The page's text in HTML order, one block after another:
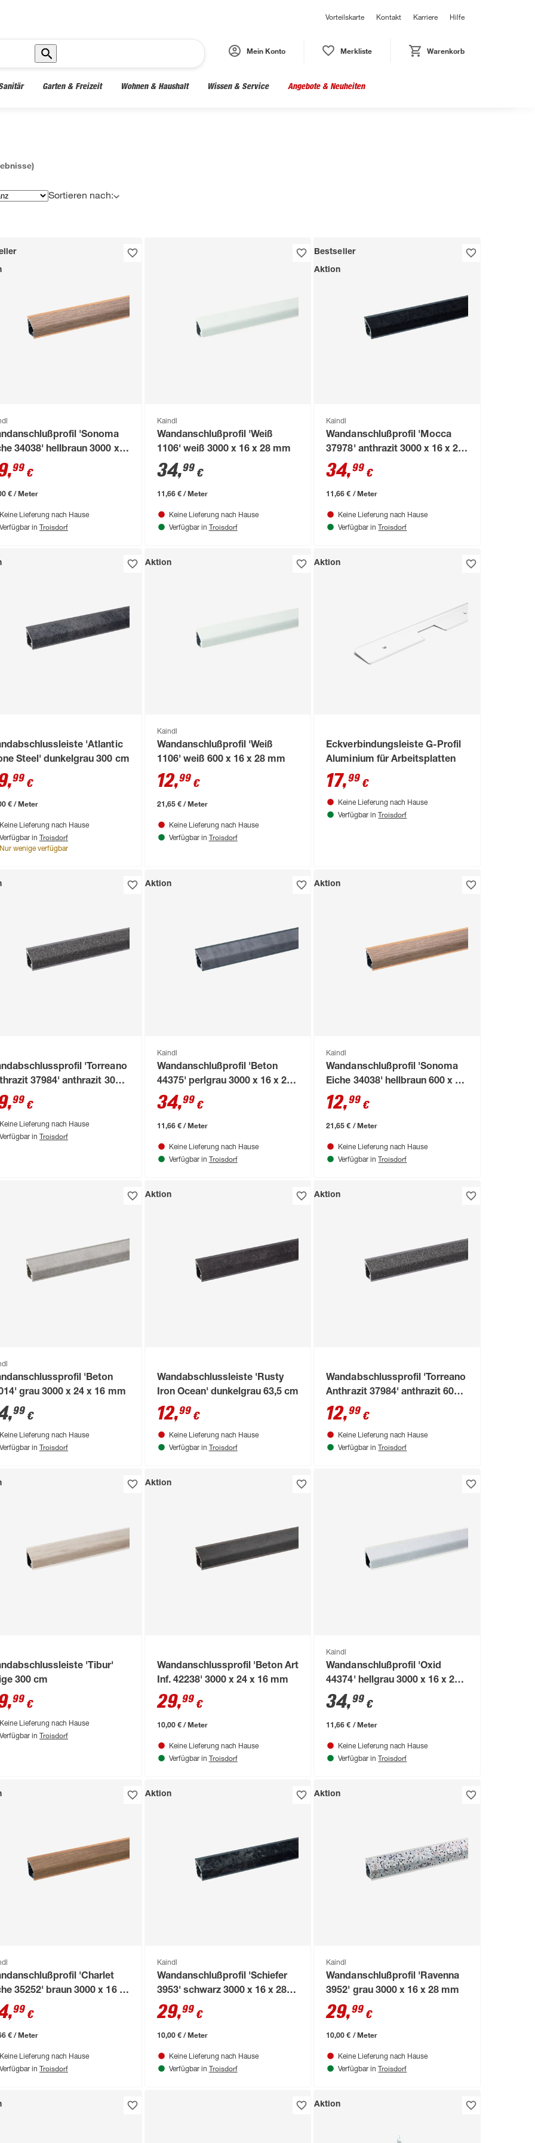
Vorteilskarte Kontakt Karriere Hilfe
Mein Konto Merkliste Warenkorb
Garten & Freizeit Wohnen & Haushalt Wissen & Service Angebote & Neuheiten
Sortieren nach:
'Sonoma
34038' hellbraun 3000 x
28 mm
,99 €
€ / Meter
Keine Lieferung nach Hause
Verfügbar in Troisdorf
Kaindl
Wandanschlußprofil 'Weiß
1106' weiß 3000 x 16 x 28 mm
34,99€
11,66 € / Meter
Keine Lieferung nach Hause
Verfügbar in Troisdorf
Bestseller
Aktion
Kaindl
Wandanschlußprofil 'Mocca
37978' anthrazit 3000 x 16 x 28
mm
34,99 €
11,66 € / Meter
Keine Lieferung nach Hause
Verfügbar in Troisdorf
'Atlantic
Steel' dunkelgrau 300 cm
,99 €
€ / Meter
Keine Lieferung nach Hause
Verfügbar in Troisdorf
Nur wenige verfügbar
Aktion
Kaindl
Wandanschlußprofil 'Weiß
1106' weiß 600 x 16 x 28 mm
12,99€
21,65 € / Meter
Keine Lieferung nach Hause
Verfügbar in Troisdorf
Aktion
Eckverbindungsleiste G-Profil
Aluminium für Arbeitsplatten
17,99 €
Keine Lieferung nach Hause
Verfügbar in Troisdorf
'Torreano
37984' anthrazit 3000
x 16 mm
,99 €
Keine Lieferung nach Hause
Verfügbar in Troisdorf
Aktion
Kaindl
Wandanschlußprofil 'Beton
44375' perlgrau 3000 x 16 x 28
mm
34,99€
11,66 € / Meter
Keine Lieferung nach Hause
Verfügbar in Troisdorf
Aktion
Kaindl
Wandanschlußprofil 'Sonoma
Eiche 34038' hellbraun 600 x 16
x 28 mm
12,99 €
21,65 € / Meter
Keine Lieferung nach Hause
Verfügbar in Troisdorf
'Beton
grau 3000 x 24 x 16 mm
,99 €
Keine Lieferung nach Hause
Verfügbar in Troisdorf
Aktion
Wandabschlussleiste 'Rusty
Iron Ocean' dunkelgrau 63,5 cm
12,99€
Keine Lieferung nach Hause
Verfügbar in Troisdorf
Aktion
Wandabschlussprofil 'Torreano
Anthrazit 37984' anthrazit 600 x
24 x 16 mm
12,99 €
Keine Lieferung nach Hause
Verfügbar in Troisdorf
'Tibur'
300 cm
,99 €
Keine Lieferung nach Hause
Verfügbar in Troisdorf
Aktion
Wandanschlussprofil 'Beton Art
Inf. 42238' 3000 x 24 x 16 mm
29,99€
10,00 € / Meter
Keine Lieferung nach Hause
Verfügbar in Troisdorf
Kaindl
Wandanschlußprofil 'Oxid
44374' hellgrau 3000 x 16 x 28
mm
34,99 €
11,66 € / Meter
Keine Lieferung nach Hause
Verfügbar in Troisdorf
'Charlet
35252' braun 3000 x 16 x
mm
,99 €
€ / Meter
Keine Lieferung nach Hause
Verfügbar in Troisdorf
Aktion
Kaindl
Wandanschlußprofil 'Schiefer
3953' schwarz 3000 x 16 x 28
mm
29,99€
10,00 € / Meter
Keine Lieferung nach Hause
Verfügbar in Troisdorf
Aktion
Kaindl
Wandanschlußprofil 'Ravenna
3952' grau 3000 x 16 x 28 mm
29,99 €
10,00 € / Meter
Keine Lieferung nach Hause
Verfügbar in Troisdorf
Aktion